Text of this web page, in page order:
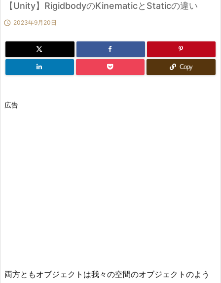
【Unity】RigidbodyのKinematicとStaticの違い
 2023年9月20日
Copy
広告
両方ともオブジェクトは我々の空間のオブジェクトのよう